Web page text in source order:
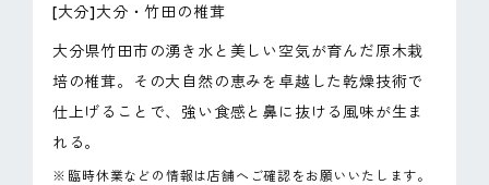
[大分]大分・竹田の椎茸
大分県竹田市の湧き水と美しい空気が育んだ原木栽
培の椎茸。その大自然の恵みを卓越した乾燥技術で
仕上げることで、強い食感と鼻に抜ける風味が生ま
れる。
※ 臨時休業などの情報は店舗へご確認をお願いいたします。